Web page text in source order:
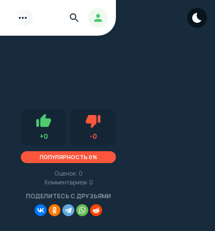
Авторизация
Найти
+0Нравится -0Не нравится (0.0, 0, 10412)
ПОПУЛЯРНОСТЬ 0%
Оценок: 0
Комментариев: 0